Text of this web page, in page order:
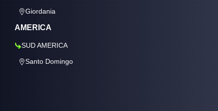
Giordania
AMERICA
SUD AMERICA
Santo Domingo